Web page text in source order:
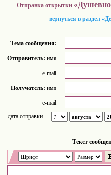
Отправка открытки
вернуться в раздел
Тема сообщения:
Отправитель: имя
e-mail
Получатель: имя
e-mail
дата отправки
Tекст